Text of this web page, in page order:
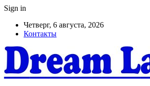
Sign in
Четверг, 6 августа, 2026
Контакты